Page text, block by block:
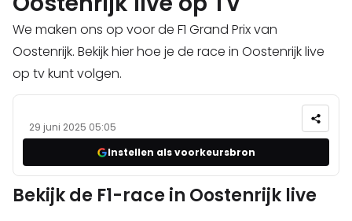
We maken ons op voor de F1 Grand Prix van
Oostenrijk. Bekijk hier hoe je de race in Oostenrijk live
op tv kunt volgen.
29 juni 2025 05:05
Instellen als voorkeursbron
Bekijk de F1-race in Oostenrijk live